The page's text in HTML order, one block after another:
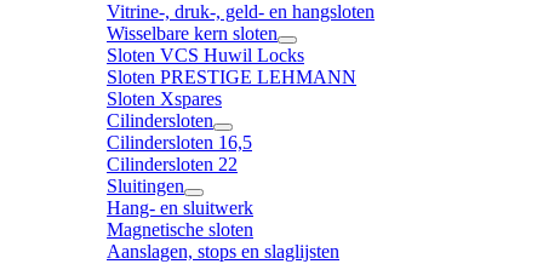
Vitrine-, druk-, geld- en hangsloten
Wisselbare kern sloten
Sloten VCS Huwil Locks
Sloten PRESTIGE LEHMANN
Sloten Xspares
Cilindersloten
Cilindersloten 16,5
Cilindersloten 22
Sluitingen
Hang- en sluitwerk
Magnetische sloten
Aanslagen, stops en slaglijsten